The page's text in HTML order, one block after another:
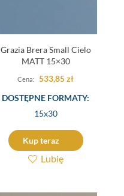
Grazia Brera Small Cielo
MATT 15×30
533,85zł
DOSTĘPNE FORMATY:
15x30
Kup teraz
Lubię